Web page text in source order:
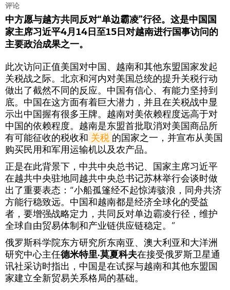
评论
中方愿与越方共同反对“单边霸凌”行径。这是中国国
家主席习近平4月14日至15日对越南进行国事访问的
主要政治成果之一。
此次访问正值美国对中国、越南和其他东盟国家发起
关税战之际。北京和河内对美国总统的提升关税行动
做出了截然不同的反应。中国有信心、有能力坚持到
底。中国在这方面有着巨大潜力，并且在关税战中显
示出中国握有很多王牌。越南对美依赖程度远高于对
中国的依赖程度。越南是东盟首批取消对美国商品所
有可能征收的税收和 关税 的国家之一，并宣布从美国
购买民用和军用运输机以及农产品。
正是在此背景下，中共中央总书记、国家主席习近平
在越共中央驻地同越共中央总书记苏林举行会谈时做
出了重要表态：“小船孤篷经不起惊涛骇浪，同舟共济
方能行稳致远。中国和越南都是经济全球化的受益
者，要增强战略定力，共同反对单边霸凌行径，维护
全球自由贸易体制和产业链供应链稳定。”
俄罗斯科学院东方研究所东南亚、澳大利亚和大洋洲
研究中心主任德米特里·莫夏科夫在接受俄罗斯卫星通
讯社采访时指出，中国是在试探与越南和其他东盟国
家建立全新贸易关系格局的基础。